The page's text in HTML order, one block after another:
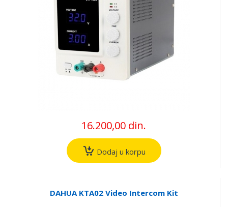
16.200,00 din.
Dodaj u korpu
DAHUA KTA02 Video Intercom Kit